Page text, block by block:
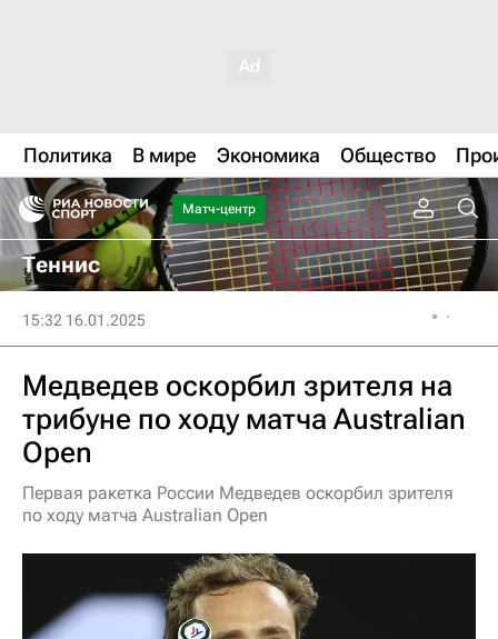
Политика В мире Экономика Общество
Матч-центр
Теннис
15:32 16.01.2025
Медведев оскорбил зрителя на
трибуне по ходу матча Australian
Open
Первая ракетка России Медведев оскорбил зрителя
по ходу матча Australian Open